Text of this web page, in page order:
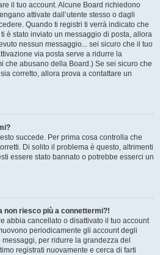
il tuo account. Alcune Board richiedono
attivate dall’utente stesso o dagli
Quando ti registri ti verrà indicato che
è stato inviato un messaggio di posta, allora
nessun messaggio... sei sicuro che il tuo
via posta serve a ridurre la
che abusano della Board.) Se sei sicuro che
corretto, allora prova a contattare un
succede. Per prima cosa controlla che
Di solito il problema è questo, altrimenti
essere stato bannato o potrebbe esserci un
non riesco più a connettermi?!
abbia cancellato o disattivato il tuo account
periodicamente gli account degli
per ridurre la grandezza del
registrati nuovamente e cerca di farti